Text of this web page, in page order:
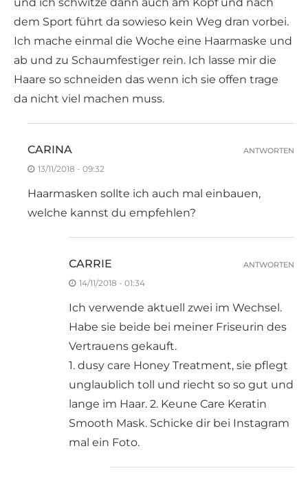
dem Sport führt da sowieso kein Weg dran vorbei.
Ich mache einmal die Woche eine Haarmaske und
ab und zu Schaumfestiger rein. Ich lasse mir die
Haare so schneiden das wenn ich sie offen trage
da nicht viel machen muss.
CARINA
13/11/2018 - 09:32
Haarmasken sollte ich auch mal einbauen,
welche kannst du empfehlen?
ANTWORTEN
CARRIE
14/11/2018 - 01:34
Ich verwende aktuell zwei im Wechsel.
Habe sie beide bei meiner Friseurin des
Vertrauens gekauft.
1. dusy care Honey Treatment, sie pflegt
unglaublich toll und riecht so so gut und
lange im Haar. 2. Keune Care Keratin
Smooth Mask. Schicke dir bei Instagram
mal ein Foto.
ANTWORTEN